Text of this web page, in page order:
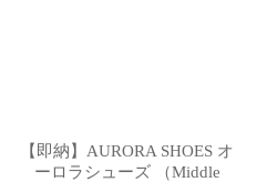
【即納】AURORA SHOES オ
ーロラシューズ （Middle